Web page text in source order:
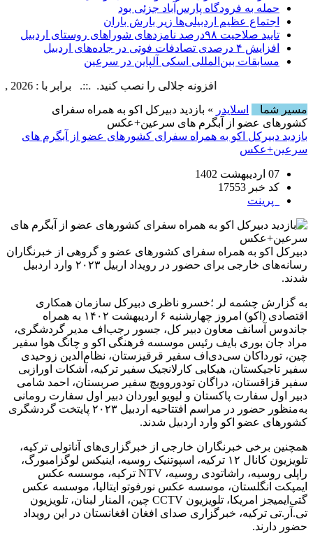
حمله به فرودگاه پارس‌‌آباد جزئی بود
اجتماع عظیم اردبیلی‌ها زیر بارش باران
تایید صلاحیت ۹۸درصد نامزدهای شوراهای روستای اردبیل
افزایش ۴ درصدی تصادفات فوتی در جاده‌های اردبیل
مسابقات بین‌المللی اسکی آلپاین در سرعین
افزونه جلالی را نصب کنید. .::. برابر با : Thursday, 6 August , 2026
مسیر شما
اسلایدر » بازدید دبیرکل اکو به همراه سفرای
کشورهای عضو از آبگرم های سرعین+عکس
بازدید دبیرکل اکو به همراه سفرای کشورهای عضو از آبگرم های
سرعین+عکس
07 اردیبهشت 1402
کد خبر 17553
پرینت
دبیرکل اکو به همراه سفرای کشورهای عضو و گروهی از خبرنگاران
رسانه‌های خارجی برای حضور در رویداد اربیل ۲۰۲۳ وارد اردبیل
شدند.
به گزارش چشمه لر ؛خسرو ناظری دبیرکل سازمان همکاری
اقتصادی (اکو) امروز چهارشنبه ۶ اردیبهشت ۱۴۰۲ به همراه
جاندوس آسانف معاون دبیر کل، جسور رجب‌اف مدیر گردشگری،
مراد جان بوری بایف رئیس موسسه فرهنگی اکو و چانگ هوا سفیر
چین، تورداکان سی‌دی‌اف سفیر قرقیزستان، نظام‌الدین زوحیدی
سفیر تاجیکستان، هیکابی کارلانجیک سفیر ترکیه، آشکات اورازبی
سفیر قزاقستان، دراگان تودوروویچ سفیر صربستان، احمد شامی
دبیر اول سفارت پاکستان و لیویو ایوردان دبیر اول سفارت رومانی
به‌منظور حضور در مراسم افتتاحیه اردبیل ۲۰۲۳ پایتخت گردشگری
کشورهای عضو اکو وارد اردبیل شدند.
همچنین برخی خبرنگاران خارجی از خبرگزاری‌های آناتولی ترکیه،
تلویزیون کانال ۱۲ ترکیه، اسپوتنیک روسیه، اینیکس لوگزامبورگ،
راپلی روسیه، راشاتودی روسیه، NTV ترکیه، موسسه عکس
ایمپکت انگلستان، موسسه عکس نورفوتو ایتالیا، موسسه عکس
گتی‌ایمیجز امریکا، تلویزیون CCTV چین، المنار لبنان، تلویزیون
تی.آر.تی ترکیه، خبرگزاری صدای افغان افغانستان در این رویداد
حضور دارند.